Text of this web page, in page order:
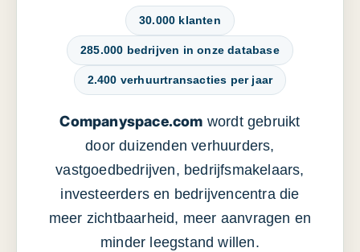
30.000 klanten
285.000 bedrijven in onze database
2.400 verhuurtransacties per jaar
Companyspace.com wordt gebruikt
door duizenden verhuurders,
vastgoedbedrijven, bedrijfsmakelaars,
investeerders en bedrijvencentra die
meer zichtbaarheid, meer aanvragen en
minder leegstand willen.